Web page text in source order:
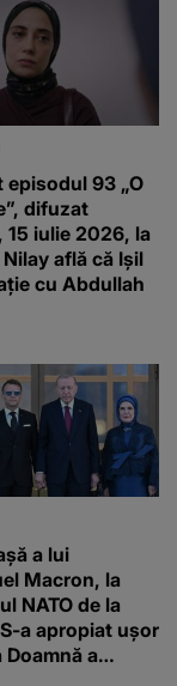
episodul 93 „O
difuzat
15 iulie 2026, la
Nilay află că Ișil
cu Abdullah
a lui
Macron, la
NATO de la
a apropiat ușor
Doamnă a